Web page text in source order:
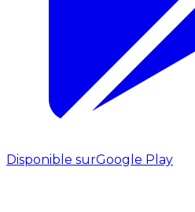
Disponible surGoogle Play